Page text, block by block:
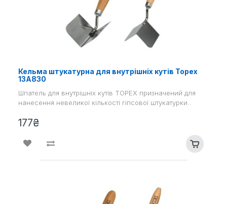
Кельма штукатурна для внутрішніх кутів Topex
13A830
Шпатель для внутрішніх кутів TOPEX призначений для
нанесення невеликої кількості гіпсової штукатурки..
177₴